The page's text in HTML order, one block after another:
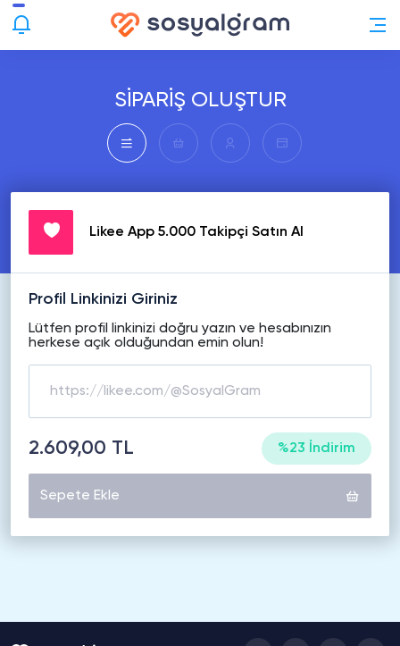
SİPARİŞ OLUŞTUR
Likee App 5.000 Takipçi Satın Al
Profil Linkinizi Giriniz
Lütfen profil linkinizi doğru yazın ve hesabınızın
herkese açık olduğundan emin olun!
2.609,00 TL %23 İndirim
Sepete Ekle